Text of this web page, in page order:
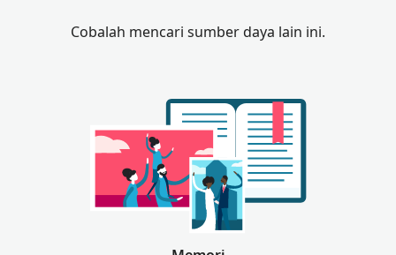
Cobalah mencari sumber daya lain ini.